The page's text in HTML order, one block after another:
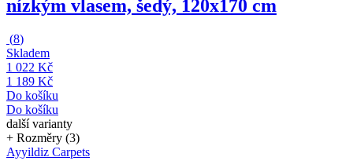
nízkým vlasem, šedý, 120x170 cm
(8)
Skladem
1 022 Kč
1 189 Kč
Do košíku
Do košíku
další varianty
+ Rozměry (3)
Ayyildiz Carpets